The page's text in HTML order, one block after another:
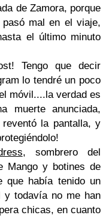
de Zamora, porque
mal en el viaje,
el último minuto
Tengo que decir
lo tendré un poco
móvil....la verdad es
muerte anunciada,
la pantalla, y
, sombrero del
Mango y botines de
que había tenido un
y todavía no me han
chicas, en cuanto